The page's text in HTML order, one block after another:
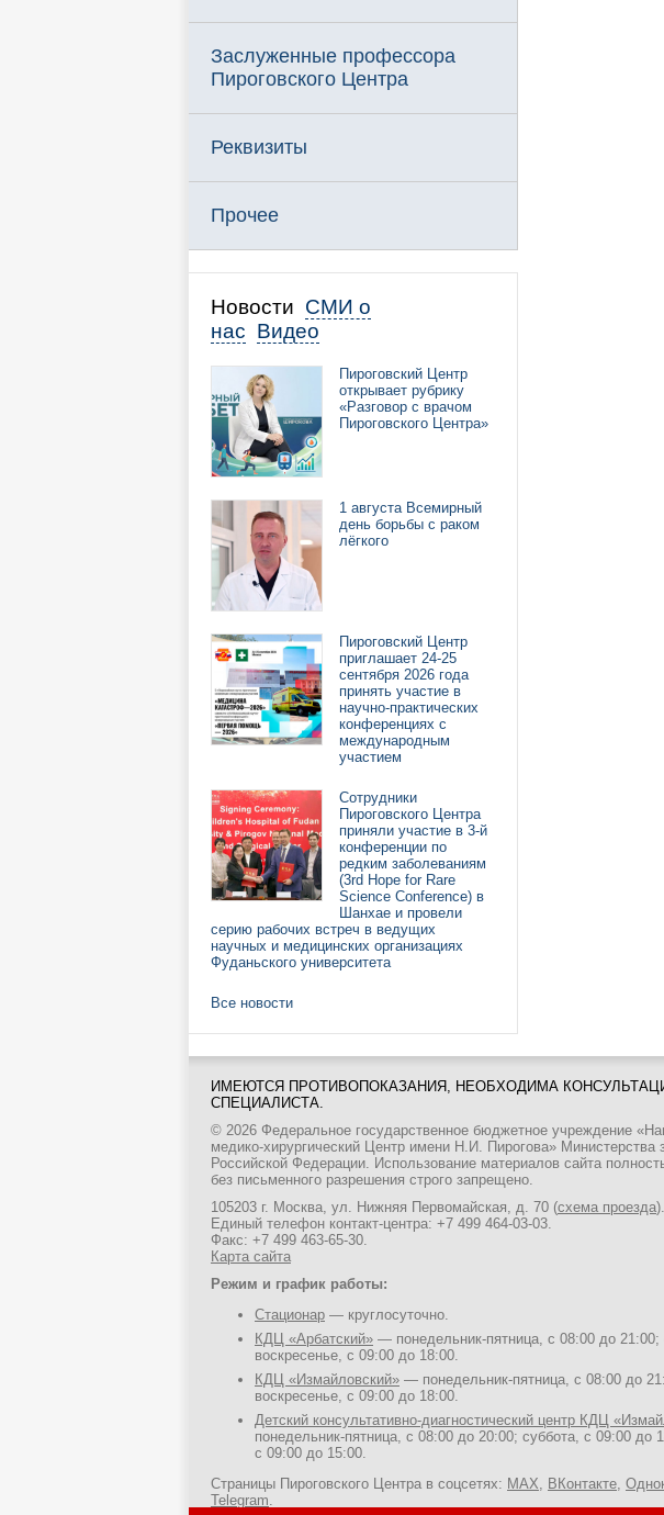
Заслуженные профессора
Пироговского Центра
Реквизиты
Прочее
Новости СМИ о
нас Видео
Пироговский Центр
открывает рубрику
«Разговор с врачом
Пироговского Центра»
1 августа Всемирный
день борьбы с раком
лёгкого
Пироговский Центр
приглашает 24-25
сентября 2026 года
принять участие в
научно-практических
конференциях с
международным
участием
Сотрудники
Пироговского Центра
приняли участие в 3-й
конференции по
редким заболеваниям
(3rd Hope for Rare
Science Conference) в
Шанхае и провели
серию рабочих встреч в ведущих
научных и медицинских организациях
Фуданьского университета
Все новости
ИМЕЮТСЯ ПРОТИВОПОКАЗАНИЯ, НЕОБХОДИМА
СПЕЦИАЛИСТА.
© 2026 Федеральное государственное бюджетное учреждение
медико-хирургический Центр имени Н.И. Пирогова» Министерства
Российской Федерации. Использование материалов сайта
без письменного разрешения строго запрещено.
105203 г. Москва, ул. Нижняя Первомайская, д. 70 (схема проезда).
Единый телефон контакт-центра: +7 499 464-03-03.
Факс: +7 499 463-65-30.
Карта сайта
Режим и график работы:
Стационар — круглосуточно.
КДЦ «Арбатский» — понедельник-пятница, с 08:00 до 21:00;
воскресенье, с 09:00 до 18:00.
КДЦ «Измайловский» — понедельник-пятница, с 08:00 до
воскресенье, с 09:00 до 18:00.
Детский консультативно-диагностический центр КДЦ
понедельник-пятница, с 08:00 до 20:00; суббота, с 09:00 до
с 09:00 до 15:00.
Страницы Пироговского Центра в соцсетях: MAX ВКонтакте
Telegram